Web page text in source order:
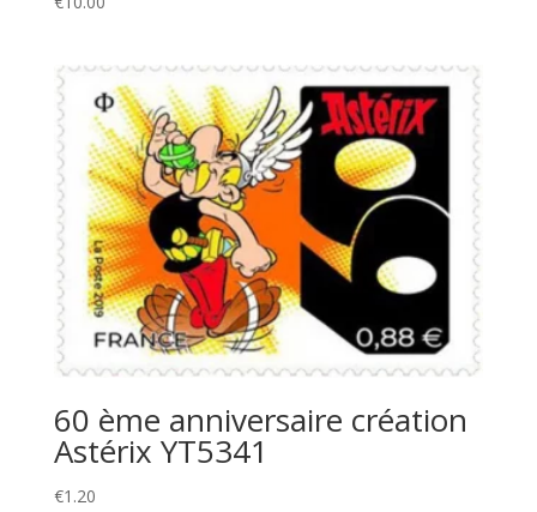
60 ème anniversaire création
Astérix YT5341
€1.20